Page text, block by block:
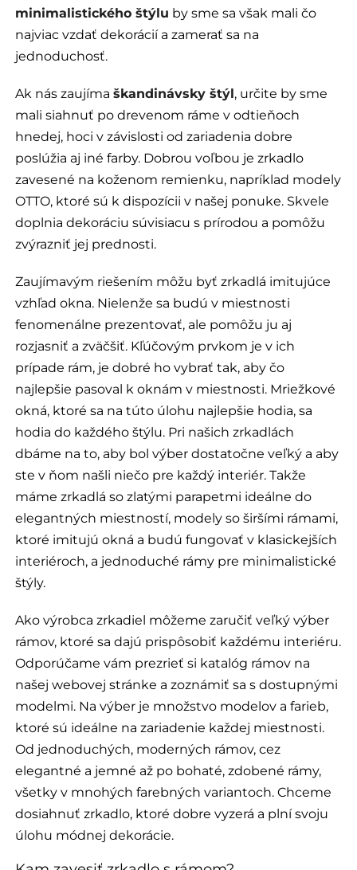
minimalistického štýlu by sme sa však mali čo
najviac vzdať dekorácií a zamerať sa na
jednoduchosť.
Ak nás zaujímaškandinávsky štýl, určite by sme
mali siahnuť po drevenom ráme v odtieňoch
hnedej, hoci v závislosti od zariadenia dobre
poslúžia aj iné farby. Dobrou voľbou je zrkadlo
zavesené na koženom remienku, napríklad modely
OTTO, ktoré sú k dispozícii v našej ponuke. Skvele
doplnia dekoráciu súvisiacu s prírodou a pomôžu
zvýrazniť jej prednosti.
Zaujímavým riešením môžu byť zrkadlá imitujúce
vzhľad okna. Nielenže sa budú v miestnosti
fenomenálne prezentovať, ale pomôžu ju aj
rozjasniť a zväčšiť. Kľúčovým prvkom je v ich
prípade rám, je dobré ho vybrať tak, aby čo
najlepšie pasoval k oknám v miestnosti. Mriežkové
okná, ktoré sa na túto úlohu najlepšie hodia, sa
hodia do každého štýlu. Pri našich zrkadlách
dbáme na to, aby bol výber dostatočne veľký a aby
ste v ňom našli niečo pre každý interiér. Takže
máme zrkadlá so zlatými parapetmi ideálne do
elegantných miestností, modely so širšími rámami,
ktoré imitujú okná a budú fungovať v klasickejších
interiéroch, a jednoduché rámy pre minimalistické
štýly.
Ako výrobca zrkadiel môžeme zaručiť veľký výber
rámov, ktoré sa dajú prispôsobiť každému interiéru.
Odporúčame vám prezrieť si katalóg rámov na
našej webovej stránke a zoznámiť sa s dostupnými
modelmi. Na výber je množstvo modelov a farieb,
ktoré sú ideálne na zariadenie každej miestnosti.
Od jednoduchých, moderných rámov, cez
elegantné a jemné až po bohaté, zdobené rámy,
všetky v mnohých farebných variantoch. Chceme
dosiahnuť zrkadlo, ktoré dobre vyzerá a plní svoju
úlohu módnej dekorácie.